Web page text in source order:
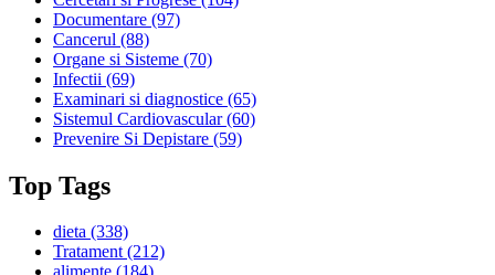
Documentare (97)
Cancerul (88)
Organe si Sisteme (70)
Infectii (69)
Examinari si diagnostice (65)
Sistemul Cardiovascular(60)
Prevenire Si Depistare (59)
Top Tags
dieta (338)
Tratament(212)